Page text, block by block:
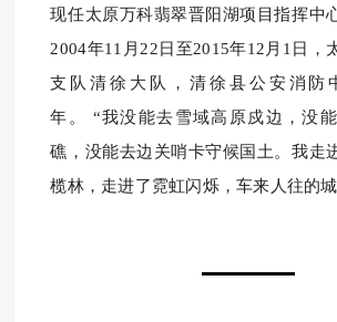
现任太原万科翡翠晋阳湖项目指挥中
2004年11月22日至2015年12月1日，
支队清徐大队，清徐县公安消防
年。 “我没能去雪域高原戍边，没
礁，没能去边关哨卡守候国土。 我走
榄林，走进了霓虹闪烁，车来人往的